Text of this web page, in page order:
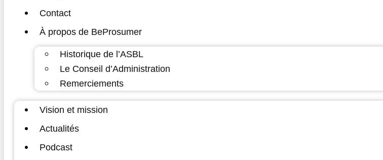
Contact
À propos de BeProsumer
Historique de l’ASBL
Le Conseil d’Administration
Remerciements
Vision et mission
Actualités
Podcast